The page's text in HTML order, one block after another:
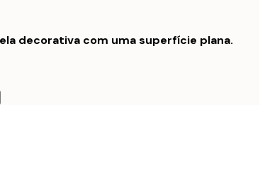
decorativa com uma superfície plana.